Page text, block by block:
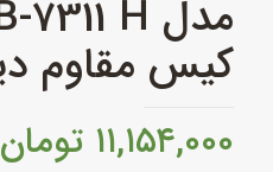
کیس مقاوم
۱۱,۱۵۴,۰۰۰ تومان